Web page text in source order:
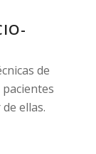
de
ellas.